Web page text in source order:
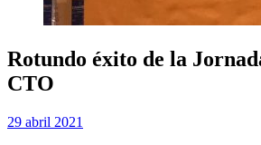
Rotundo éxito de la
CTO
porExamen MIR
Publicada
29 abril 2021